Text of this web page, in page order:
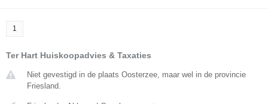
1
Ter Hart Huiskoopadvies & Taxaties
Niet gevestigd in de plaats Oosterzee, maar wel in de provincie
Friesland.